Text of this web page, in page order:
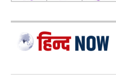
extensive experience in the
collaborated with renowned
profound understanding of